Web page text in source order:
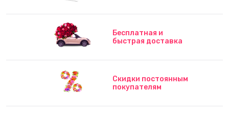
Бесплатная и
быстрая доставка
Скидки постоянным
покупателям